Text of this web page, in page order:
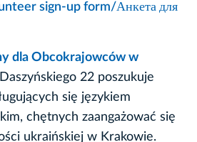
sign-up form/Анкета для
dla Obcokrajowców w
22 poszukuje
się językiem
chętnych zaangażować się
ukraińskiej w Krakowie.